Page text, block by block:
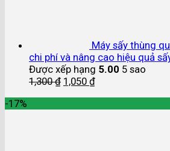
Máy sấy thùng
chi phí và nâng cao hiệu quả
Được xếp hạng 5.00 5 sao
1,300₫ 1,050 ₫
-17%